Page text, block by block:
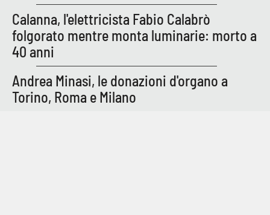
Catanzaro
Crotone
Vibo Valentia
Calanna, l'elettricista Fabio Calabrò
folgorato mentre monta luminarie: morto a
40 anni
Andrea Minasi, le donazioni d'organo a
Torino, Roma e Milano